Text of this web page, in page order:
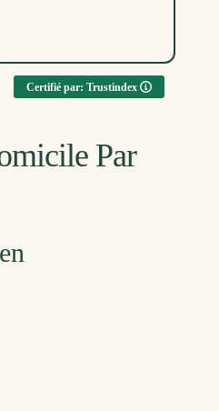
Certifié par: Trustindex
Par